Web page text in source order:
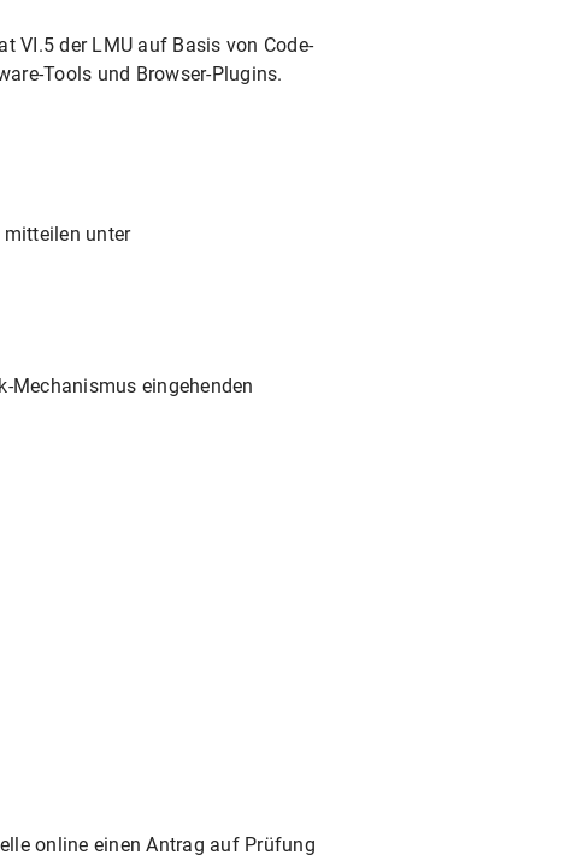
VI.5 der LMU auf Basis von Code-
Tools und Browser-Plugins.
mitteilen unter
Mechanismus eingehenden
online einen Antrag auf Prüfung